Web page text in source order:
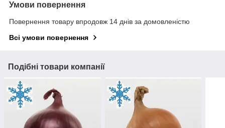
Умови повернення
Повернення товару впродовж 14 днів за домовленістю
Всі умови повернення
Подібні товари компанії